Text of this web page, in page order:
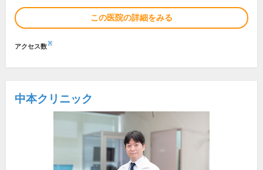
この医院の詳細をみる
アクセス数※
中本クリニック